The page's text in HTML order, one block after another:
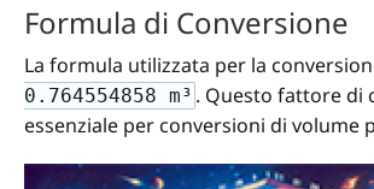
Formula di Conversione
La formula utilizzata per la
0.764554858 m³ . Questo fattore di
essenziale per conversioni di volume